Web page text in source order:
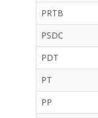
PRTB
PSDC
PDT
PT
PP